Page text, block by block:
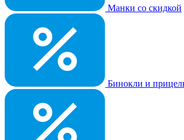
Манки со скидкой
Бинокли и